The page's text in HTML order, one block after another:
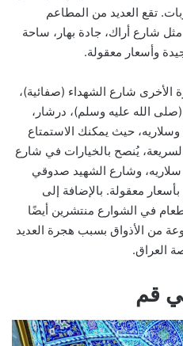
تقع العديد من المطاعم
شارع أراك، جادة بهار، ساحة
وأسعار معقولة.
الأخرى شارع الشهداء (صفائية)،
الله عليه وسلم)، درشار،
حيث يمكنك الاستمتاع
يُنصح بالخيارات في شارع
وشارع الشهيد صدوقي
معقولة. بالإضافة إلى
في الشوارع منتشرين أيضًا
من الأذواق بسبب هجرة العديد
العراق.
قم